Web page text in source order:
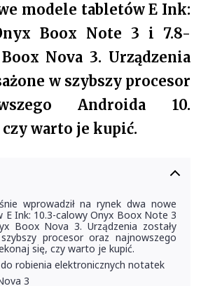
modele tabletów E Ink:
Boox Note 3 i 7.8-
Nova 3. Urządzenia
w szybszy procesor
Androida 10.
warto je kupić.
wprowadził na rynek dwa nowe
Ink: 10.3-calowy Onyx Boox Note 3
Boox Nova 3. Urządzenia zostały
procesor oraz najnowszego
się, czy warto je kupić.
robienia elektronicznych notatek
3